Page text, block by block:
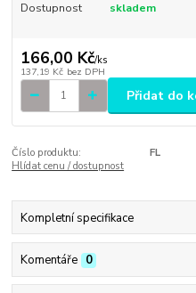
Dostupnost skladem
166,00 Kč/ks
137,19 Kč bez DPH
Přidat do
Číslo produktu:
FL
Hlídat cenu / dostupnost
Kompletní specifikace
Komentáře 0